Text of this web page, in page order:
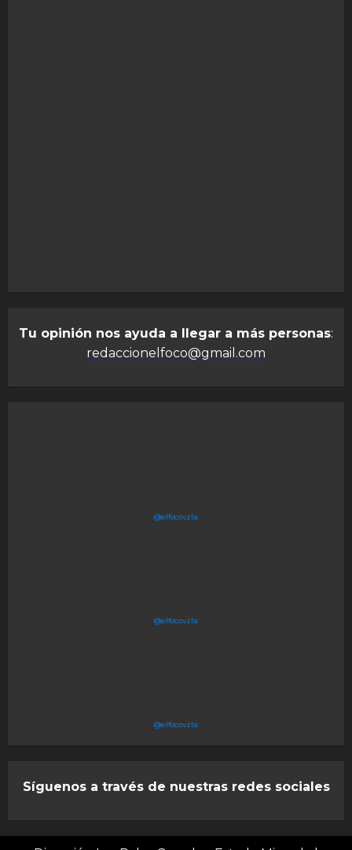
Tu opinión nos ayuda a llegar a más personas:
redaccionelfoco@gmail.com
@elfocovzla
@elfocovzla
@elfocovzla
Síguenos a través de nuestras redes sociales